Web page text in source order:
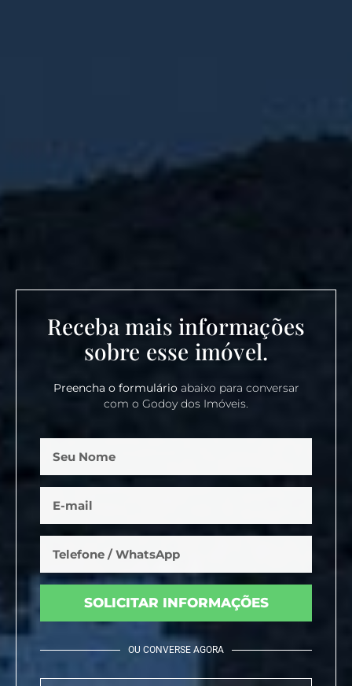
Receba mais informações
sobre esse imóvel.
Preencha o formulárioabaixo para conversar
com o Godoy dos Imóveis.
SOLICITAR INFORMAÇÕES
OU CONVERSE AGORA